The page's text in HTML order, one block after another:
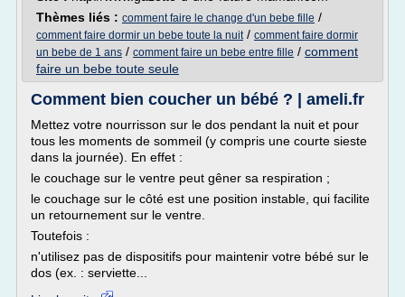
Thèmes liés : comment faire le change d'un bebe fille /
comment faire dormir un bebe toute la nuit/ comment faire dormir
un bebe de 1 ans / comment faire un bebe entre fille / comment
faire un bebe toute seule
Comment bien coucher un bébé ? | ameli.fr
Mettez votre nourrisson sur le dos pendant la nuit et pour
tous les moments de sommeil (y compris une courte sieste
dans la journée). En effet :
le couchage sur le ventre peut gêner sa respiration ;
le couchage sur le côté est une position instable, qui facilite
un retournement sur le ventre.
Toutefois :
n'utilisez pas de dispositifs pour maintenir votre bébé sur le
dos (ex. : serviette...